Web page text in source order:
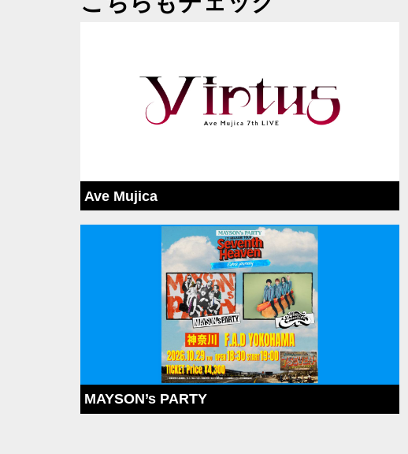
Ave Mujica
MAYSON’s PARTY